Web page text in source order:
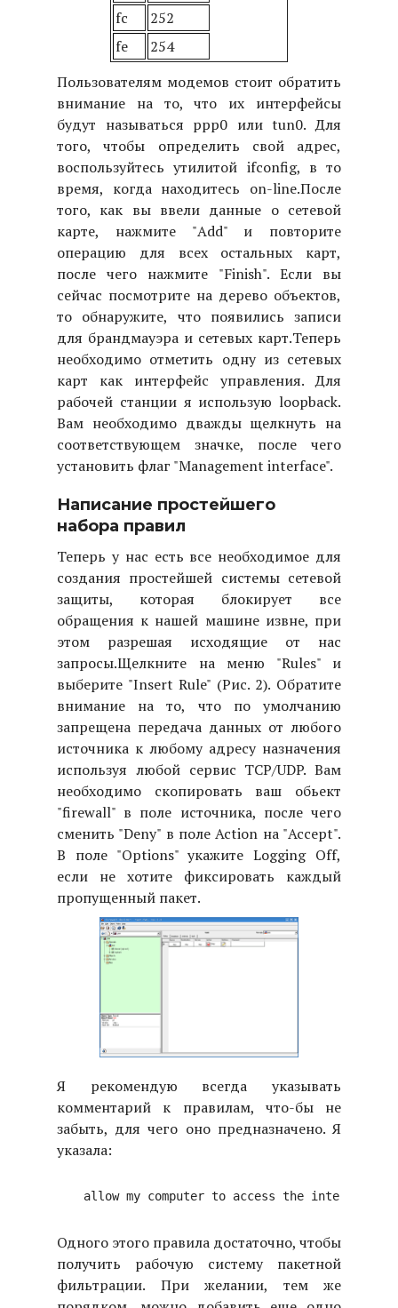
fc
252
fe
254
Пользователям модемов стоит обратить
внимание на то, что их интерфейсы
будут называться ppp0 или tun0. Для
того, чтобы определить свой адрес,
воспользуйтесь утилитой ifconfig, в то
время, когда находитесь on-line.После
того, как вы ввели данные о сетевой
карте, нажмите "Add" и повторите
операцию для всех остальных карт,
после чего нажмите "Finish". Если вы
сейчас посмотрите на дерево объектов,
то обнаружите, что появились записи
для брандмауэра и сетевых карт.Теперь
необходимо отметить одну из сетевых
карт как интерфейс управления. Для
рабочей станции я использую loopback.
Вам необходимо дважды щелкнуть на
соответствующем значке, после чего
установить флаг "Management interface".
Написание простейшего
набора правил
Теперь у нас есть все необходимое для
создания простейшей системы сетевой
защиты, которая блокирует все
обращения к нашей машине извне, при
этом разрешая исходящие от нас
запросы.Щелкните на меню "Rules" и
выберите "Insert Rule" (Рис. 2). Обратите
внимание на то, что по умолчанию
запрещена передача данных от любого
источника к любому адресу назначения
используя любой сервис TCP/UDP. Вам
необходимо скопировать ваш обьект
"firewall" в поле источника, после чего
сменить "Deny" в поле Action на "Accept".
В поле "Options" укажите Logging Off,
если не хотите фиксировать каждый
пропущенный пакет.
Я рекомендую всегда указывать
комментарий к правилам, что-бы не
забыть, для чего оно предназначено. Я
указала:
Одного этого правила достаточно, чтобы
получить рабочую систему пакетной
фильтрации. При желании, тем же